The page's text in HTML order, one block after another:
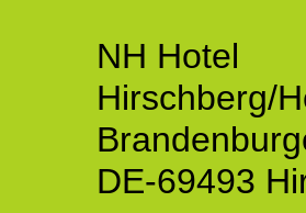
NH Hotel
Hirschberg/
DE-69493